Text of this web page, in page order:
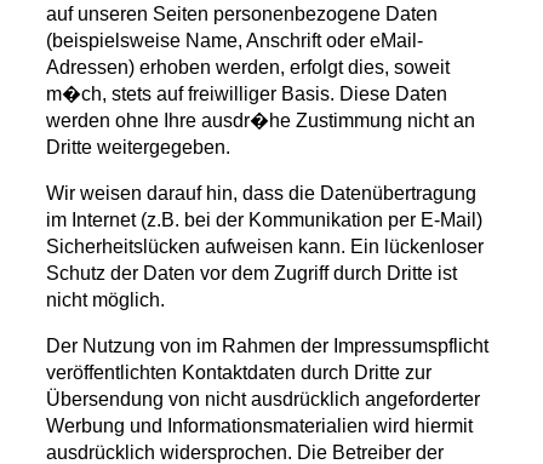
auf unseren Seiten personenbezogene Daten
(beispielsweise Name, Anschrift oder eMail-
Adressen) erhoben werden, erfolgt dies, soweit
m�ch, stets auf freiwilliger Basis. Diese Daten
werden ohne Ihre ausdr�he Zustimmung nicht an
Dritte weitergegeben.
Wir weisen darauf hin, dass die Datenübertragung
im Internet (z.B. bei der Kommunikation per E-Mail)
Sicherheitslücken aufweisen kann. Ein lückenloser
Schutz der Daten vor dem Zugriff durch Dritte ist
nicht möglich.
Der Nutzung von im Rahmen der Impressumspflicht
veröffentlichten Kontaktdaten durch Dritte zur
Übersendung von nicht ausdrücklich angeforderter
Werbung und Informationsmaterialien wird hiermit
ausdrücklich widersprochen. Die Betreiber der